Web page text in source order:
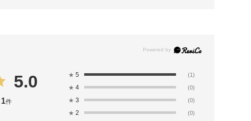
5.0
1件
★ 5 (1)
★ 4 (0)
★ 3 (0)
★ 2 (0)